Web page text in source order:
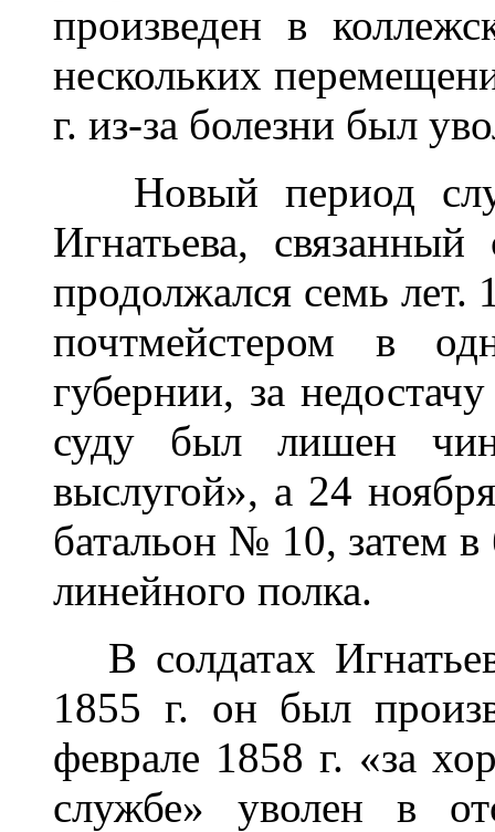
произведен в
нескольких
г. из-за болезни был
Новый период
Игнатьева,
продолжался семь лет.
почтмейстером в
губернии, за
суду был лишен
выслугой», а 24
батальон № 10, затем
линейного полка.
В солдатах
1855 г. он был
феврале 1858 г. «за
службе» уволен в